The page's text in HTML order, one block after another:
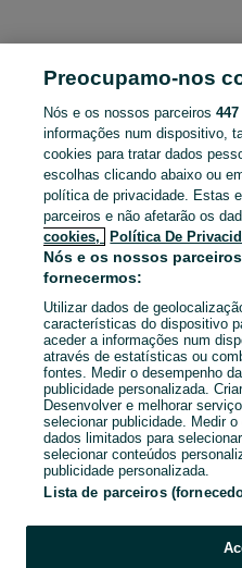
Preocupamo-nos
Nós e os nossos parceiros447
informações num dispositivo,
cookies para tratar dados
escolhas clicando abaixo ou
política de privacidade. Estas
parceiros e não afetarão os
cookies,
Política De
Nós e os nossos
fornecermos:
Utilizar dados de
características do dispositivo
aceder a informações num
através de estatísticas ou
fontes. Medir o desempenho
publicidade personalizada.
Desenvolver e melhorar
selecionar publicidade. Medir
dados limitados para
selecionar conteúdos
publicidade personalizada.
Lista de parceiros